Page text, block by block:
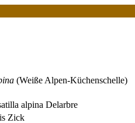
(Weiße Alpen-Küchenschelle)
alpina Delarbre
Zick